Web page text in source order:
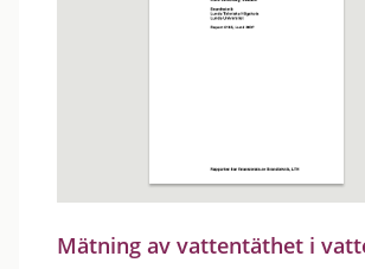
Mätning av vattentäthet i